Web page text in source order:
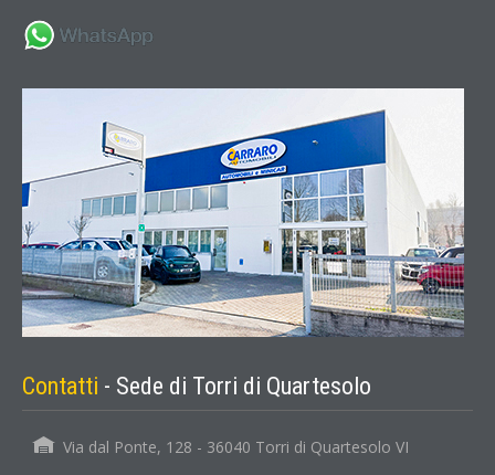
Contatti - Sede di Torri di Quartesolo
Via dal Ponte, 128 - 36040 Torri di Quartesolo VI